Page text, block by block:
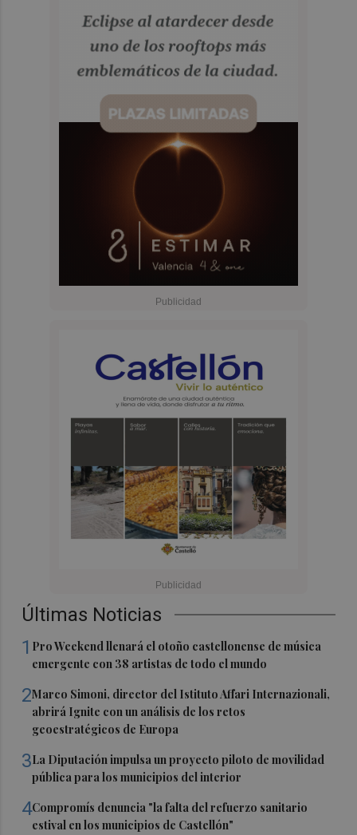
Últimas Noticias
1 Pro Weekend llenará el otoño castellonense de música
emergente con 38 artistas de todo el mundo
2Marco Simoni, director del Istituto Affari Internazionali,
abrirá Ignite con un análisis de los retos
geoestratégicos de Europa
3La Diputación impulsa un proyecto piloto de movilidad
pública para los municipios del interior
4Compromís denuncia "la falta del refuerzo sanitario
estival en los municipios de Castellón"